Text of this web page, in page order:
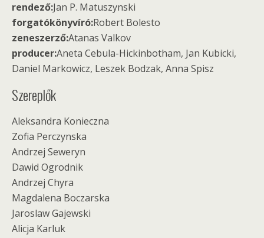
rendező:Jan P. Matuszynski
forgatókönyvíró:Robert Bolesto
zeneszerző:Atanas Valkov
producer:Aneta Cebula-Hickinbotham, Jan Kubicki,
Daniel Markowicz, Leszek Bodzak, Anna Spisz
Szereplők
Aleksandra Konieczna
Zofia Perczynska
Andrzej Seweryn
Dawid Ogrodnik
Andrzej Chyra
Magdalena Boczarska
Jaroslaw Gajewski
Alicja Karluk